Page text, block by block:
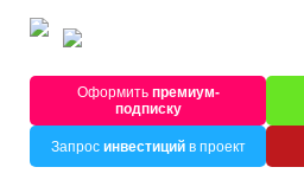
Оформитьпремиум-
подписку
Запрос инвестицийв проект